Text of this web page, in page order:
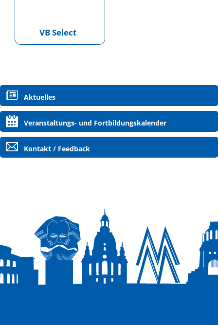
VB Select
Navigation
überspringen
Aktuelles
Veranstaltungs- und Fortbildungskalender
Kontakt / Feedback